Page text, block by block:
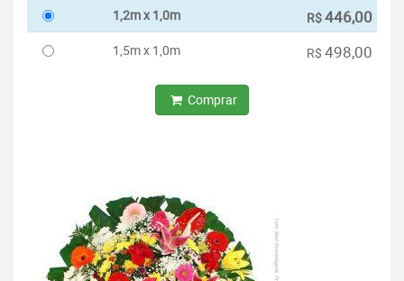
1,2m x 1,0m R$446,00
1,5m x 1,0m R$ 498,00
Comprar